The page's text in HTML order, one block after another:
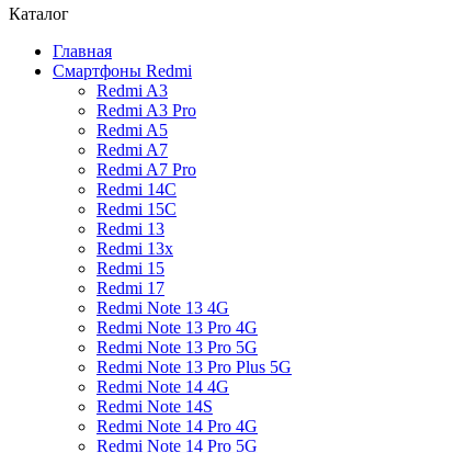
Каталог
Главная
Смартфоны Redmi
Redmi A3
Redmi A3 Pro
Redmi A5
Redmi A7
Redmi A7 Pro
Redmi 14C
Redmi 15C
Redmi 13
Redmi 13x
Redmi 15
Redmi 17
Redmi Note 13 4G
Redmi Note 13 Pro 4G
Redmi Note 13 Pro 5G
Redmi Note 13 Pro Plus 5G
Redmi Note 14 4G
Redmi Note 14S
Redmi Note 14 Pro 4G
Redmi Note 14 Pro 5G